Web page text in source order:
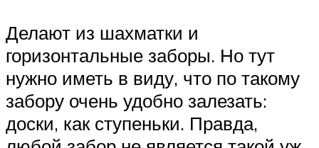
Делают из шахматки и
горизонтальные заборы. Но тут
нужно иметь в виду, что по такому
забору очень удобно залезать:
доски, как ступеньки. Правда,